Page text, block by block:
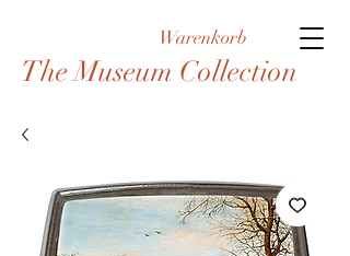
Warenkorb
The Museum Collection